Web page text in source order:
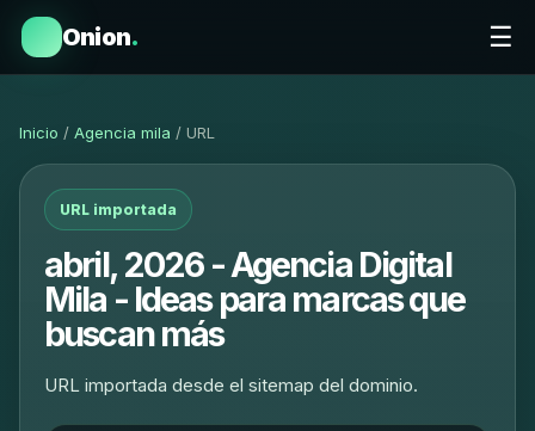
Onion. ☰
Inicio / Agencia mila / URL
URL importada
abril, 2026 - Agencia Digital
Mila - Ideas para marcas que
buscan más
URL importada desde el sitemap del dominio.